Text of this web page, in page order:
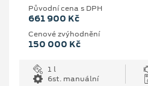
Původní cena s DPH
661 900 Kč
Cenové zvýhodnění
150 000 Kč
1 l
6st. manuální